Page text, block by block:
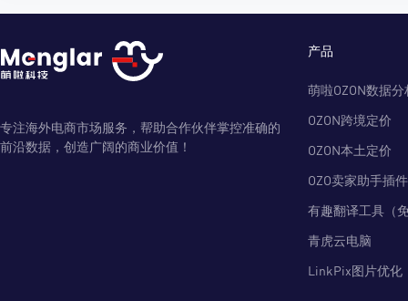
专注海外电商市场服务，帮助合作伙伴掌控准确的
前沿数据，创造广阔的商业价值！
产品
萌啦OZON数据分
OZON跨境定价
OZON本土定价
OZO卖家助手插件
有趣翻译工具（
青虎云电脑
LinkPix图片优化